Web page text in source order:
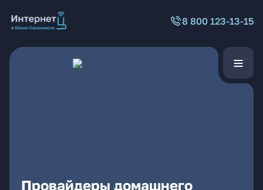
8 800 123-13-15
Провайдеры домашнего